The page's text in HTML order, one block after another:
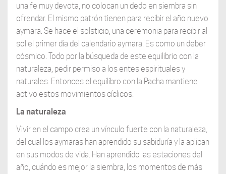
una fe muy devota, no colocan un dedo en siembra sin
ofrendar. El mismo patrón tienen para recibir el año nuevo
aymara. Se hace el solsticio, una ceremonia para recibir al
sol el primer día del calendario aymara. Es como un deber
cósmico. Todo por la búsqueda de este equilibrio con la
naturaleza, pedir permiso a los entes espirituales y
naturales. Entonces el equilibro con la Pacha mantiene
activo estos movimientos cíclicos.
La naturaleza
Vivir en el campo crea un vínculo fuerte con la naturaleza,
del cual los aymaras han aprendido su sabiduría y la aplican
en sus modos de vida. Han aprendido las estaciones del
año, cuándo es mejor la siembra, los momentos de más